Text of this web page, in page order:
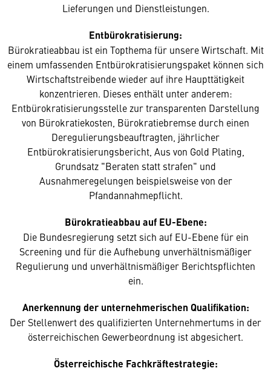
Lieferungen und Dienstleistungen.
Entbürokratisierung:
Bürokratieabbau ist ein Topthema für unsere Wirtschaft. Mit
einem umfassenden Entbürokratisierungspaket können sich
Wirtschaftstreibende wieder auf ihre Haupttätigkeit
konzentrieren. Dieses enthält unter anderem:
Entbürokratisierungsstelle zur transparenten Darstellung
von Bürokratiekosten, Bürokratiebremse durch einen
Deregulierungsbeauftragten, jährlicher
Entbürokratisierungsbericht, Aus von Gold Plating,
Grundsatz "Beraten statt strafen" und
Ausnahmeregelungen beispielsweise von der
Pfandannahmepflicht.
Bürokratieabbau auf EU-Ebene:
Die Bundesregierung setzt sich auf EU-Ebene für ein
Screening und für die Aufhebung unverhältnismäßiger
Regulierung und unverhältnismäßiger Berichtspflichten
ein.
Anerkennung der unternehmerischen Qualifikation:
Der Stellenwert des qualifizierten Unternehmertums in der
österreichischen Gewerbeordnung ist abgesichert.
Österreichische Fachkräftestrategie: